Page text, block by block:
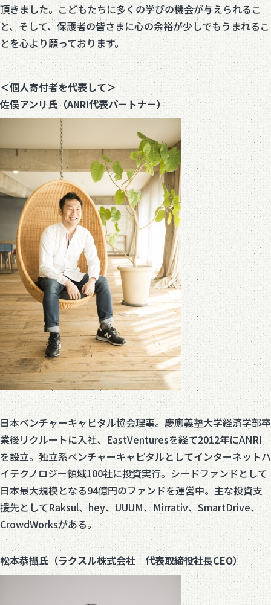
頂きました。こどもたちに多くの学びの機会が与えられるこ
と、そして、保護者の皆さまに心の余裕が少しでもうまれるこ
とを心より願っております。
＜個人寄付者を代表して＞
佐俣アンリ氏（ANRI代表パートナー）
日本ベンチャーキャピタル協会理事。慶應義塾大学経済学部卒
業後リクルートに入社、EastVenturesを経て2012年にANRI
を設立。独立系ベンチャーキャピタルとしてインターネットハ
イテクノロジー領域100社に投資実行。シードファンドとして
日本最大規模となる94億円のファンドを運営中。主な投資支
援先としてRaksul、hey、UUUM、Mirrativ、SmartDrive、
CrowdWorksがある。
松本恭攝氏（ラクスル株式会社 代表取締役社長CEO）